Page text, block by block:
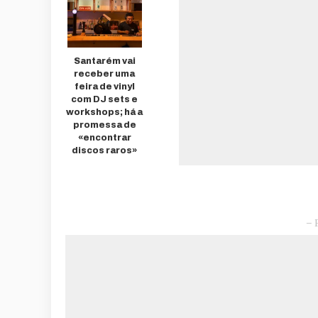
Santarém vai
receber uma
feira de vinyl
com DJ sets e
workshops; há a
promessa de
«encontrar
discos raros»
–